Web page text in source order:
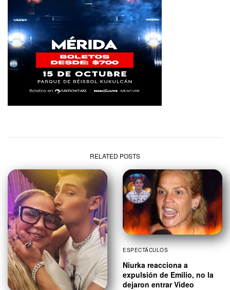
RELATED POSTS
ESPECTÁCULOS
Niurka reacciona a
expulsión de Emilio, no la
dejaron entrar Video